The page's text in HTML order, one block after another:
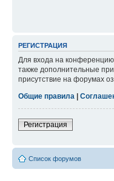
РЕГИСТРАЦИЯ
Для входа на
также дополнительные
присутствие на форумах
Общие правила |
Регистрация
Список форумов